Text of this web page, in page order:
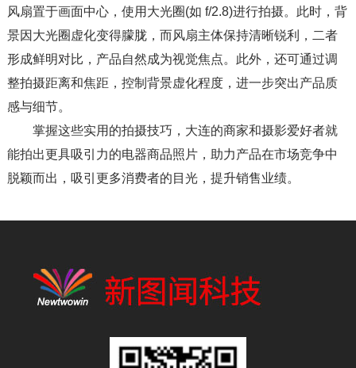
风扇置于画面中心，使用大光圈(如 f/2.8)进行拍摄。此时，背
景因大光圈虚化变得朦胧，而风扇主体保持清晰锐利，二者
形成鲜明对比，产品自然成为视觉焦点。此外，还可通过调
整拍摄距离和焦距，控制背景虚化程度，进一步突出产品质
感与细节。​
掌握这些实用的拍摄技巧，大连的商家和摄影爱好者就
能拍出更具吸引力的电器商品照片，助力产品在市场竞争中
脱颖而出，吸引更多消费者的目光，提升销售业绩。​